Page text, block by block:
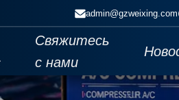
admin@gzweixing.com
Свяжитесь
с нами